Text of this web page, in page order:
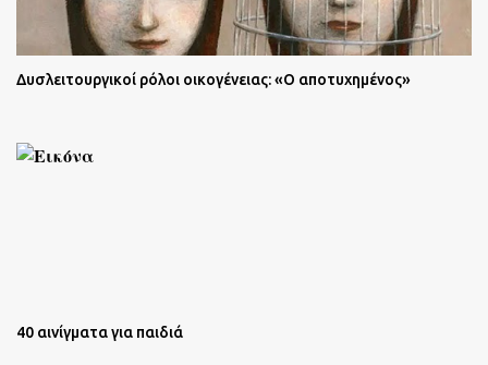
Δυσλειτουργικοί ρόλοι οικογένειας: «Ο αποτυχημένος»
40 αινίγματα για παιδιά